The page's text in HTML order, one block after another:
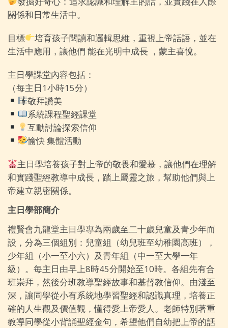
關係和日常生活中。
目標
培育孩子閱讀和邏輯思維，重視上帝話語，並在
生活中應用，讓他們 能在光明中成長 ，蒙主喜悅。
主日學課堂內容包括：
（每主日1小時15分）
敬拜讚美
系統課程聖經課堂
互動討論探索信仰
愉快 集體活動
主日學培養孩子對上帝的敬畏和愛慕，讓他們在理解
和實踐聖經教導中成長，踏上屬靈之旅，幫助他們與上
帝建立親密關係。
主日學部簡介
禮賢會九龍堂主日學專為兩歲至二十歲兒童及青少年而
設，分為三個組別：兒童組（幼兒班至幼稚園高班），
少年組（小一至小六）及青年組（中一至大學一年
級）。每主日由早上8時45分開始至10時。各組先有合
班崇拜，然後分班教導聖經故事和基督教信仰。由淺至
深，讓同學從小有系統地學習聖經和認識真理，培養正
確的人生觀及價值觀，懂得愛上帝愛人。老師特別著重
教導同學從小背誦聖經金句，希望他們自幼把上帝的話